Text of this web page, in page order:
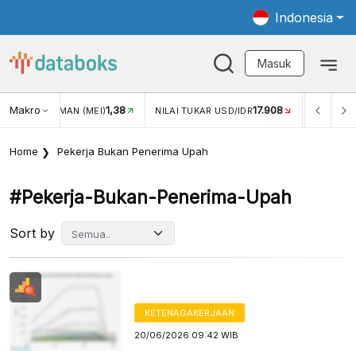
Indonesia
Masuk
MakroWISMAN (MEI)1,38 NILAI TUKAR USD/IDR17.908 INFLASI
Home Pekerja Bukan Penerima Upah
#pekerja-Bukan-Penerima-Upah
Sort by
KETENAGAKERJAAN
20/06/2026 09:42 WIB